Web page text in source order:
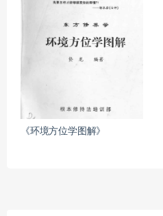
《环境方位学图解》